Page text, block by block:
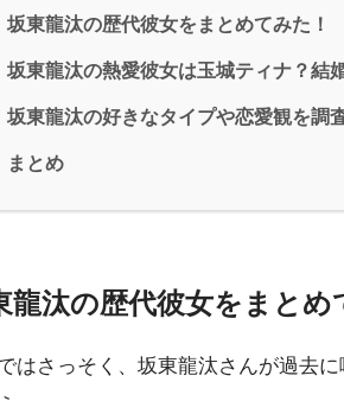
坂東龍汰の歴代彼女をまとめてみた！
坂東龍汰の熱愛彼女は玉城ティナ？結
坂東龍汰の好きなタイプや恋愛観を調
まとめ
龍汰の歴代彼女をまとめ
はさっそく、坂東龍汰さんが過去